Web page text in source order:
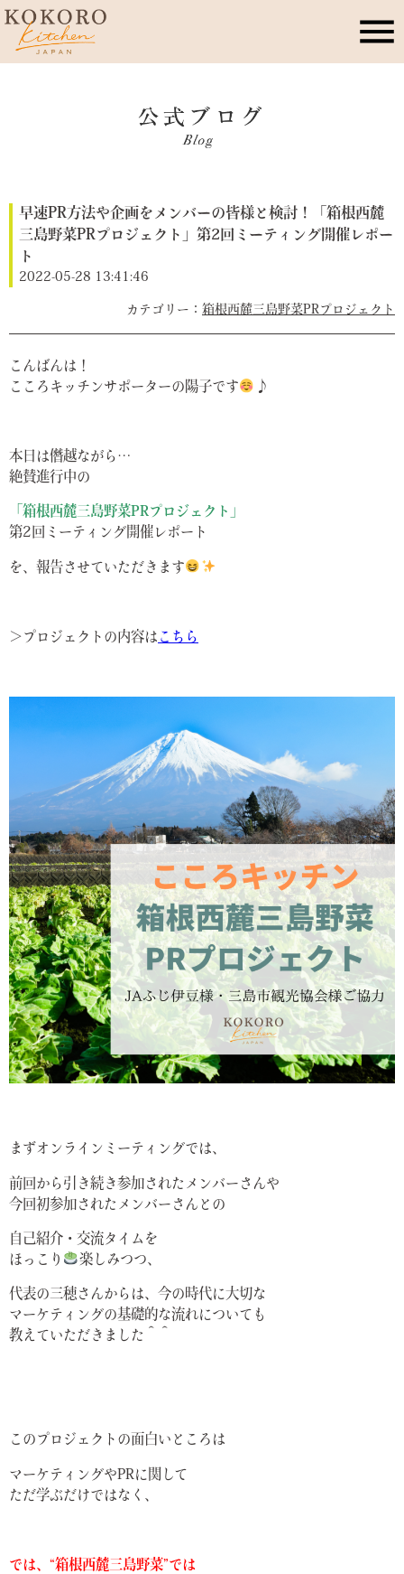
こころキッチンとは
レッスン・イベント
季節のこころレシピ
公式ブログ
お問合せ
早速PR方法や企画をメンバーの皆様と検討！「箱根西麓
三島野菜PRプロジェクト」第2回ミーティング開催レポー
ト
2022-05-28 13:41:46
箱根西麓三島野菜PRプロジェクト
こんばんは！
こころキッチンサポーターの陽子です
♪
本日は僭越ながら…
絶賛進行中の
「箱根西麓三島野菜PRプロジェクト」
第2回ミーティング開催レポート
を、報告させていただきます
＞プロジェクトの内容は こちら
まずオンラインミーティングでは、
前回から引き続き参加されたメンバーさんや
今回初参加されたメンバーさんとの
自己紹介・交流タイムを
ほっこり
楽しみつつ、
代表の三穂さんからは、今の時代に大切な
マーケティングの基礎的な流れについても
教えていただきました＾＾
このプロジェクトの面白いところは
マーケティングやPRに関して
ただ学ぶだけではなく、
では、“箱根西麓三島野菜”では